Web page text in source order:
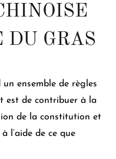
DU GRAS
un ensemble de règles
est de contribuer à la
de la constitution et
l’aide de ce que